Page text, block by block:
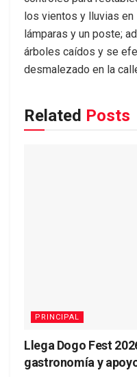
los vientos y lluvias
lámparas y un poste;
árboles caídos y se
desmalezado en la
Related Posts
PRINCIPAL
Llega Dogo Fest
gastronomía y